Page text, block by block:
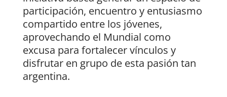
participación, encuentro y entusiasmo
compartido entre los jóvenes,
aprovechando el Mundial como
excusa para fortalecer vínculos y
disfrutar en grupo de esta pasión tan
argentina.